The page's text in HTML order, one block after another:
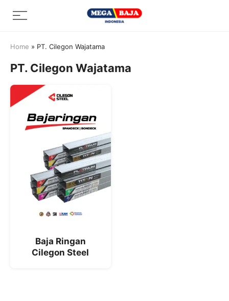
Menu
Home » PT. Cilegon Wajatama
PT. Cilegon Wajatama
Baja Ringan
Cilegon Steel